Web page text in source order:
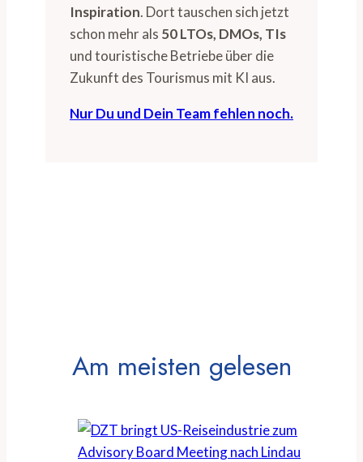
Inspiration. Dort tauschen sich jetzt
schon mehr als 50 LTOs, DMOs, TIs
und touristische Betriebe über die
Zukunft des Tourismus mit KI aus.
Nur Du und Dein Team fehlen noch.
Am meisten gelesen